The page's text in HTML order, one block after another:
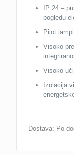
IP 24 –
pogledu
Pilot
Visoko
Visoko
Izolacija
Dostava: Po